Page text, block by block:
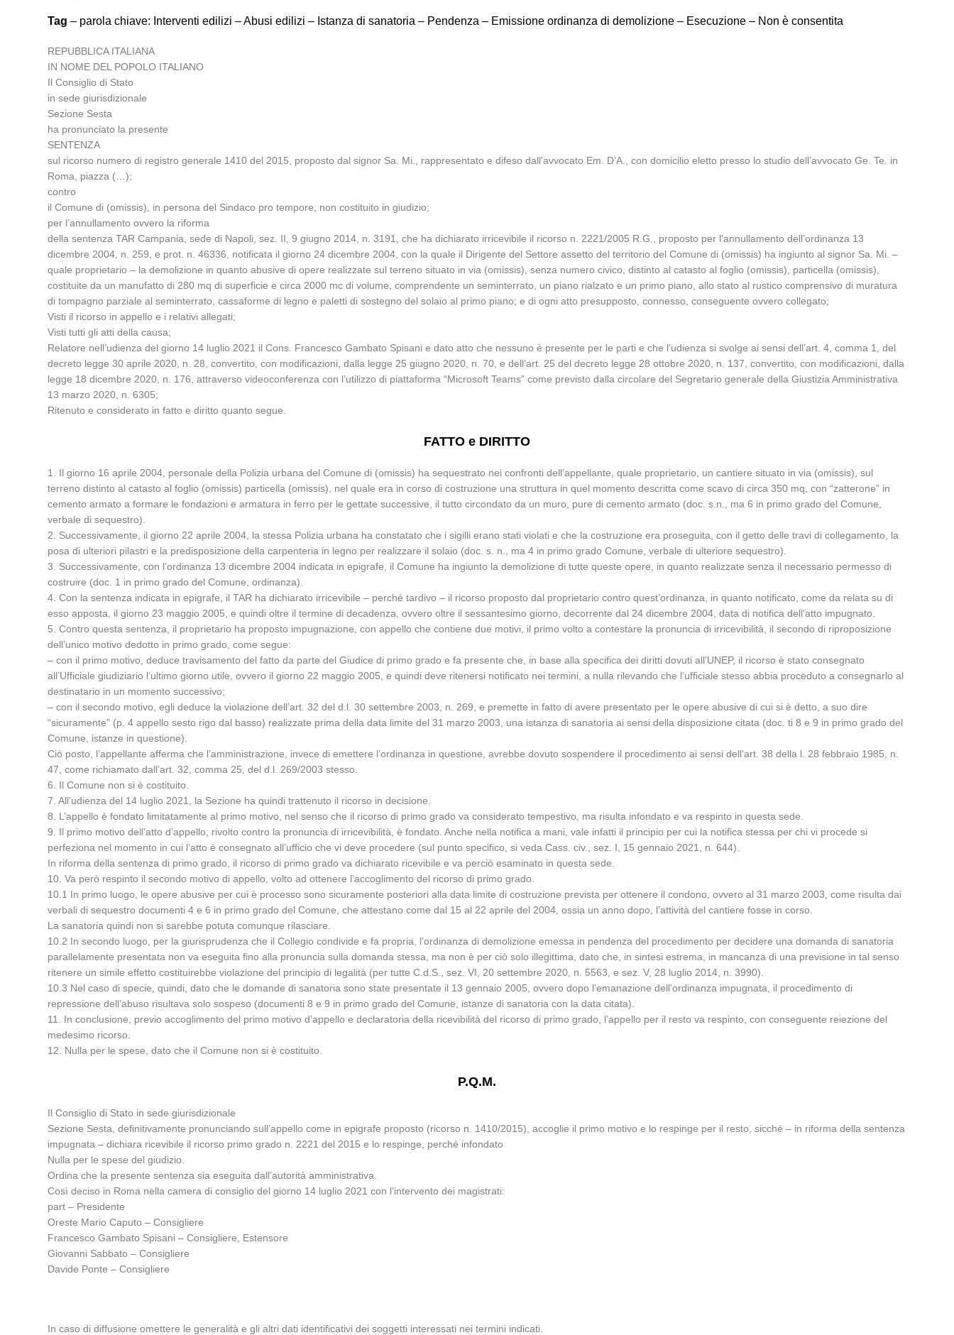
Tag – parola chiave: Interventi edilizi – Abusi edilizi – Istanza di sanatoria – Pendenza – Emissione ordinanza di demolizione – Esecuzione – Non è consentita
REPUBBLICA ITALIANA
IN NOME DEL POPOLO ITALIANO
Il Consiglio di Stato
in sede giurisdizionale
Sezione Sesta
ha pronunciato la presente
SENTENZA
sul ricorso numero di registro generale 1410 del 2015, proposto dal signor Sa. Mi., rappresentato e difeso dall’avvocato Em. D’A., con domicilio eletto presso lo studio dell’avvocato Ge. Te. in
Roma, piazza (…);
contro
il Comune di (omissis), in persona del Sindaco pro tempore, non costituito in giudizio;
per l’annullamento ovvero la riforma
della sentenza TAR Campania, sede di Napoli, sez. II, 9 giugno 2014, n. 3191, che ha dichiarato irricevibile il ricorso n. 2221/2005 R.G., proposto per l’annullamento dell’ordinanza 13
dicembre 2004, n. 259, e prot. n. 46336, notificata il giorno 24 dicembre 2004, con la quale il Dirigente del Settore assetto del territorio del Comune di (omissis) ha ingiunto al signor Sa. Mi. –
quale proprietario – la demolizione in quanto abusive di opere realizzate sul terreno situato in via (omissis), senza numero civico, distinto al catasto al foglio (omissis), particella (omissis),
costituite da un manufatto di 280 mq di superficie e circa 2000 mc di volume, comprendente un seminterrato, un piano rialzato e un primo piano, allo stato al rustico comprensivo di muratura
di tompagno parziale al seminterrato, cassaforme di legno e paletti di sostegno del solaio al primo piano; e di ogni atto presupposto, connesso, conseguente ovvero collegato;
Visti il ricorso in appello e i relativi allegati;
Visti tutti gli atti della causa;
Relatore nell’udienza del giorno 14 luglio 2021 il Cons. Francesco Gambato Spisani e dato atto che nessuno è presente per le parti e che l’udienza si svolge ai sensi dell’art. 4, comma 1, del
decreto legge 30 aprile 2020, n. 28, convertito, con modificazioni, dalla legge 25 giugno 2020, n. 70, e dell’art. 25 del decreto legge 28 ottobre 2020, n. 137, convertito, con modificazioni, dalla
legge 18 dicembre 2020, n. 176, attraverso videoconferenza con l’utilizzo di piattaforma “Microsoft Teams” come previsto dalla circolare del Segretario generale della Giustizia Amministrativa
13 marzo 2020, n. 6305;
Ritenuto e considerato in fatto e diritto quanto segue.
FATTO e DIRITTO
1. Il giorno 16 aprile 2004, personale della Polizia urbana del Comune di (omissis) ha sequestrato nei confronti dell’appellante, quale proprietario, un cantiere situato in via (omissis), sul
terreno distinto al catasto al foglio (omissis) particella (omissis), nel quale era in corso di costruzione una struttura in quel momento descritta come scavo di circa 350 mq, con “zatterone” in
cemento armato a formare le fondazioni e armatura in ferro per le gettate successive, il tutto circondato da un muro, pure di cemento armato (doc. s.n., ma 6 in primo grado del Comune,
verbale di sequestro).
2. Successivamente, il giorno 22 aprile 2004, la stessa Polizia urbana ha constatato che i sigilli erano stati violati e che la costruzione era proseguita, con il getto delle travi di collegamento, la
posa di ulteriori pilastri e la predisposizione della carpenteria in legno per realizzare il solaio (doc. s. n., ma 4 in primo grado Comune, verbale di ulteriore sequestro).
3. Successivamente, con l’ordinanza 13 dicembre 2004 indicata in epigrafe, il Comune ha ingiunto la demolizione di tutte queste opere, in quanto realizzate senza il necessario permesso di
costruire (doc. 1 in primo grado del Comune, ordinanza).
4. Con la sentenza indicata in epigrafe, il TAR ha dichiarato irricevibile – perché tardivo – il ricorso proposto dal proprietario contro quest’ordinanza, in quanto notificato, come da relata su di
esso apposta, il giorno 23 maggio 2005, e quindi oltre il termine di decadenza, ovvero oltre il sessantesimo giorno, decorrente dal 24 dicembre 2004, data di notifica dell’atto impugnato.
5. Contro questa sentenza, il proprietario ha proposto impugnazione, con appello che contiene due motivi, il primo volto a contestare la pronuncia di irricevibilità, il secondo di riproposizione
dell’unico motivo dedotto in primo grado, come segue:
– con il primo motivo, deduce travisamento del fatto da parte del Giudice di primo grado e fa presente che, in base alla specifica dei diritti dovuti all’UNEP, il ricorso è stato consegnato
all’Ufficiale giudiziario l’ultimo giorno utile, ovvero il giorno 22 maggio 2005, e quindi deve ritenersi notificato nei termini, a nulla rilevando che l’ufficiale stesso abbia proceduto a consegnarlo al
destinatario in un momento successivo;
– con il secondo motivo, egli deduce la violazione dell’art. 32 del d.l. 30 settembre 2003, n. 269, e premette in fatto di avere presentato per le opere abusive di cui si è detto, a suo dire
“sicuramente” (p. 4 appello sesto rigo dal basso) realizzate prima della data limite del 31 marzo 2003, una istanza di sanatoria ai sensi della disposizione citata (doc. ti 8 e 9 in primo grado del
Comune, istanze in questione).
Ciò posto, l’appellante afferma che l’amministrazione, invece di emettere l’ordinanza in questione, avrebbe dovuto sospendere il procedimento ai sensi dell’art. 38 della l. 28 febbraio 1985, n.
47, come richiamato dall’art. 32, comma 25, del d.l. 269/2003 stesso.
6. Il Comune non si è costituito.
7. All’udienza del 14 luglio 2021, la Sezione ha quindi trattenuto il ricorso in decisione.
8. L’appello è fondato limitatamente al primo motivo, nel senso che il ricorso di primo grado va considerato tempestivo, ma risulta infondato e va respinto in questa sede.
9. Il primo motivo dell’atto d’appello, rivolto contro la pronuncia di irricevibilità, è fondato. Anche nella notifica a mani, vale infatti il principio per cui la notifica stessa per chi vi procede si
perfeziona nel momento in cui l’atto è consegnato all’ufficio che vi deve procedere (sul punto specifico, si veda Cass. civ., sez. I, 15 gennaio 2021, n. 644).
In riforma della sentenza di primo grado, il ricorso di primo grado va dichiarato ricevibile e va perciò esaminato in questa sede.
10. Va però respinto il secondo motivo di appello, volto ad ottenere l’accoglimento del ricorso di primo grado.
10.1 In primo luogo, le opere abusive per cui è processo sono sicuramente posteriori alla data limite di costruzione prevista per ottenere il condono, ovvero al 31 marzo 2003, come risulta dai
verbali di sequestro documenti 4 e 6 in primo grado del Comune, che attestano come dal 15 al 22 aprile del 2004, ossia un anno dopo, l’attività del cantiere fosse in corso.
La sanatoria quindi non si sarebbe potuta comunque rilasciare.
10.2 In secondo luogo, per la giurisprudenza che il Collegio condivide e fa propria, l’ordinanza di demolizione emessa in pendenza del procedimento per decidere una domanda di sanatoria
parallelamente presentata non va eseguita fino alla pronuncia sulla domanda stessa, ma non è per ciò solo illegittima, dato che, in sintesi estrema, in mancanza di una previsione in tal senso
ritenere un simile effetto costituirebbe violazione del principio di legalità (per tutte C.d.S., sez. VI, 20 settembre 2020, n. 5563, e sez. V, 28 luglio 2014, n. 3990).
10.3 Nel caso di specie, quindi, dato che le domande di sanatoria sono state presentate il 13 gennaio 2005, ovvero dopo l’emanazione dell’ordinanza impugnata, il procedimento di
repressione dell’abuso risultava solo sospeso (documenti 8 e 9 in primo grado del Comune, istanze di sanatoria con la data citata).
11. In conclusione, previo accoglimento del primo motivo d’appello e declaratoria della ricevibilità del ricorso di primo grado, l’appello per il resto va respinto, con conseguente reiezione del
medesimo ricorso.
12. Nulla per le spese, dato che il Comune non si è costituito.
P.Q.M.
Il Consiglio di Stato in sede giurisdizionale
Sezione Sesta, definitivamente pronunciando sull’appello come in epigrafe proposto (ricorso n. 1410/2015), accoglie il primo motivo e lo respinge per il resto, sicché – in riforma della sentenza
impugnata – dichiara ricevibile il ricorso primo grado n. 2221 del 2015 e lo respinge, perché infondato
Nulla per le spese del giudizio.
Ordina che la presente sentenza sia eseguita dall’autorità amministrativa.
Così deciso in Roma nella camera di consiglio del giorno 14 luglio 2021 con l’intervento dei magistrati:
part – Presidente
Oreste Mario Caputo – Consigliere
Francesco Gambato Spisani – Consigliere, Estensore
Giovanni Sabbato – Consigliere
Davide Ponte – Consigliere
In caso di diffusione omettere le generalità e gli altri dati identificativi dei soggetti interessati nei termini indicati.